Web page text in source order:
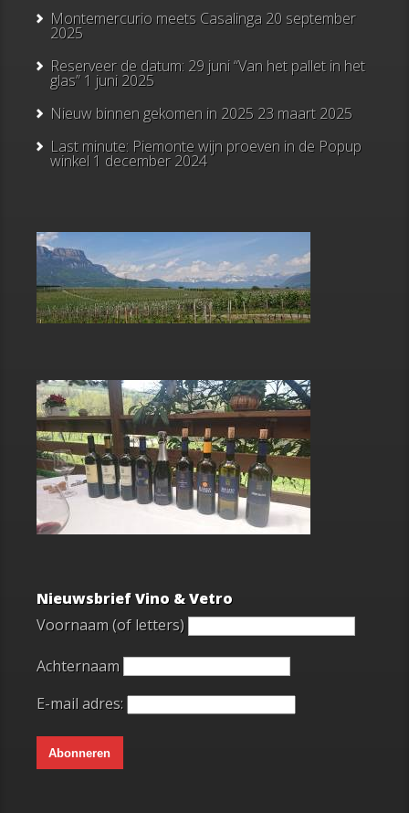
Montemercurio meets Casalinga 20 september
2025
Reserveer de datum: 29 juni “Van het pallet in het
glas” 1 juni 2025
Nieuw binnen gekomen in 2025 23 maart 2025
Last minute: Piemonte wijn proeven in de Popup
winkel 1 december 2024
Nieuwsbrief Vino & Vetro
Voornaam (of letters)
Achternaam
E-mail adres: